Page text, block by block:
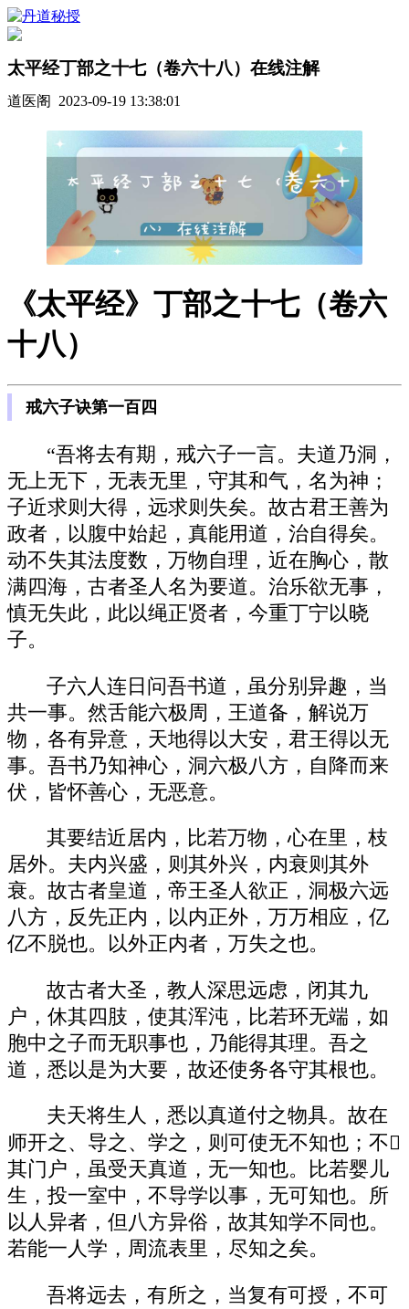
太平经丁部之十七（卷六十八）在线注解
道医阁 2023-09-19 13:38:01
《太平经》丁部之十七（卷六
十八）
戒六子诀第一百四
“吾将去有期，戒六子一言。夫道乃洞，
无上无下，无表无里，守其和气，名为神；
子近求则大得，远求则失矣。故古君王善为
政者，以腹中始起，真能用道，治自得矣。
动不失其法度数，万物自理，近在胸心，散
满四海，古者圣人名为要道。治乐欲无事，
慎无失此，此以绳正贤者，今重丁宁以晓
子。
子六人连日问吾书道，虽分别异趣，当
共一事。然舌能六极周，王道备，解说万
物，各有异意，天地得以大安，君王得以无
事。吾书乃知神心，洞六极八方，自降而来
伏，皆怀善心，无恶意。
其要结近居内，比若万物，心在里，枝
居外。夫内兴盛，则其外兴，内衰则其外
衰。故古者皇道，帝王圣人欲正，洞极六远
八方，反先正内，以内正外，万万相应，亿
亿不脱也。以外正内者，万失之也。
故古者大圣，教人深思远虑，闭其九
户，休其四肢，使其浑沌，比若环无端，如
胞中之子而无职事也，乃能得其理。吾之
道，悉以是为大要，故还使务各守其根也。
夫天将生人，悉以真道付之物具。故在
师开之、导之、学之，则可使无不知也；不
其门户，虽受天真道，无一知也。比若婴儿
生，投一室中，不导学以事，无可知也。所
以人异者，但八方异俗，故其知学不同也。
若能一人学，周流表里，尽知之矣。
吾将远去，有所之，当复有可授，不可